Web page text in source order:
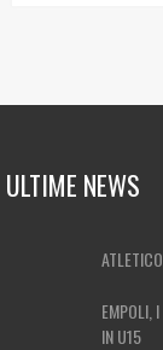
ULTIME NEWS
EMPOLI,
IN U15